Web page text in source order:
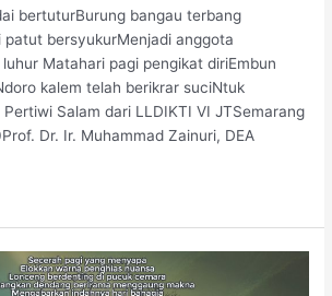
bertuturBurung bangau terbang
bersyukurMenjadi anggota
Matahari pagi pengikat diriEmbun
kalem telah berikrar suciNtuk
Salam dari LLDIKTI VI JTSemarang
Dr. Ir. Muhammad Zainuri, DEA